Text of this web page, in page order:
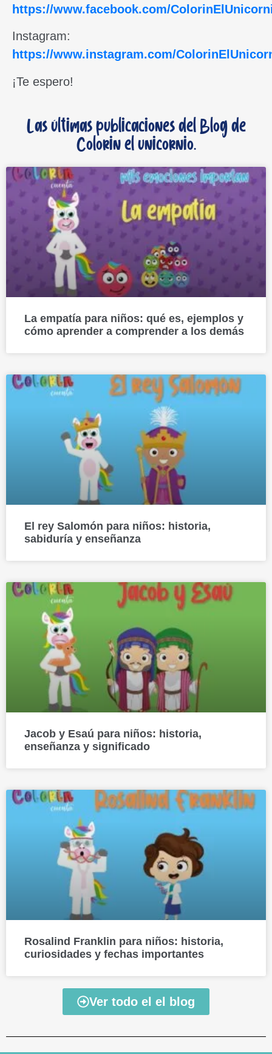
https://www.facebook.com/
Instagram:
https://www.instagram.com/
¡Te espero!
Las últimas publicaciones del Blog de
Colorin el unicornio.
La empatía para niños: qué es, ejemplos y
cómo aprender a comprender a los demás
El rey Salomón para niños: historia,
sabiduría y enseñanza
Jacob y Esaú para niños: historia,
enseñanza y significado
Rosalind Franklin para niños: historia,
curiosidades y fechas importantes
Ver todo el el blog